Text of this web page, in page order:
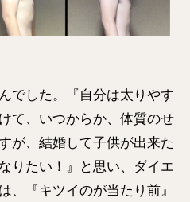
でした。『自分は太りやす
て、いつからか、体質のせ
が、結婚して子供が出来た
りたい！』と思い、ダイエ
、『キツイのが当たり前』